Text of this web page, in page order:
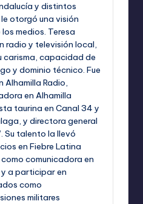
y distintos
otorgó una visión
medios. Teresa
radio y televisión local,
carisma, capacidad de
y dominio técnico. Fue
Alhamilla Radio,
en Alhamilla
taurina en Canal 34 y
y directora general
Su talento la llevó
en Fiebre Latina
comunicadora en
a participar en
como
militares